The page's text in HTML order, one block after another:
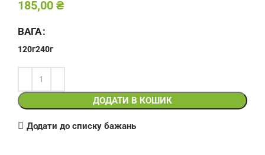
₴
ВАГА
120г240г
ДОДАТИ В КОШИК
Додати до списку бажань